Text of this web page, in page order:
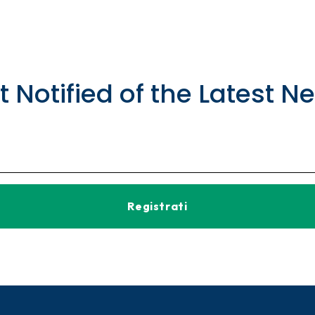
Notified of the Latest
Registrati